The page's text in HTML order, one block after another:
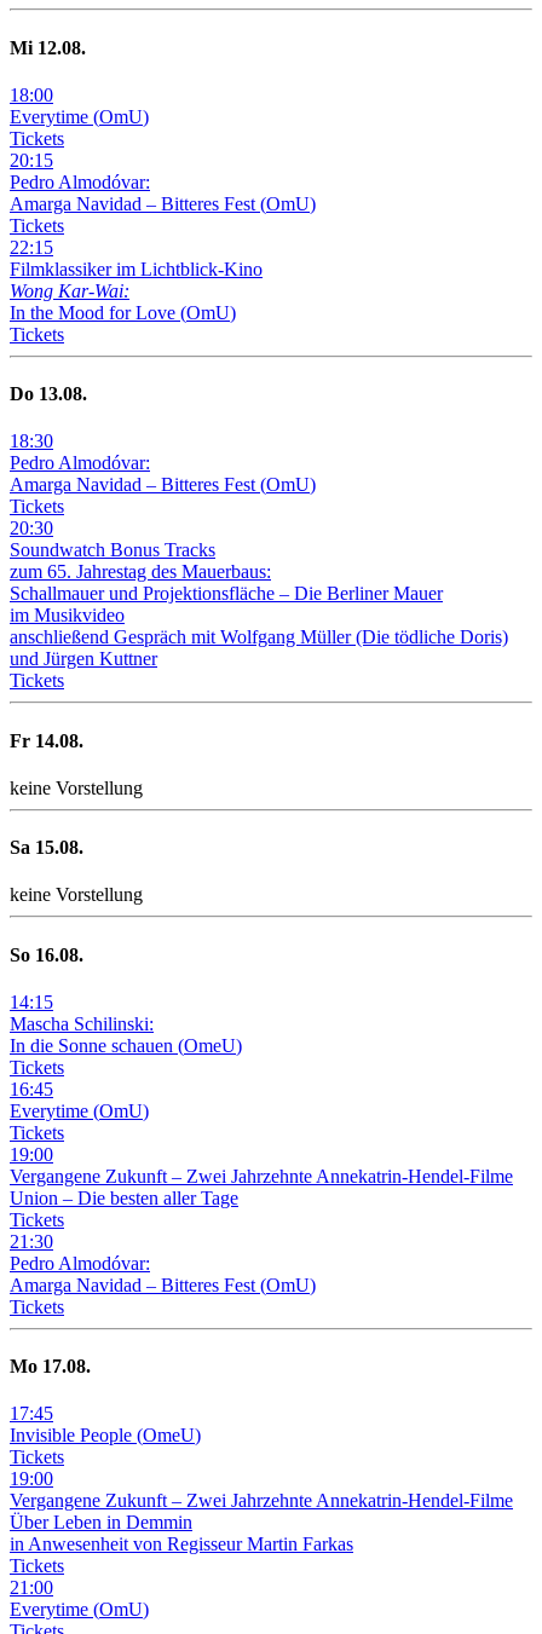
Mi 12.08.
18:00
Everytime (OmU)
Tickets
20:15
Pedro Almodóvar:
Amarga Navidad – Bitteres Fest (OmU)
Tickets
22:15
Filmklassiker im Lichtblick-Kino
Wong Kar-Wai:
In the Mood for Love (OmU)
Tickets
Do 13.08.
18:30
Pedro Almodóvar:
Amarga Navidad – Bitteres Fest (OmU)
Tickets
20:30
Soundwatch Bonus Tracks
zum 65. Jahrestag des Mauerbaus:
Schallmauer und Projektionsfläche – Die Berliner Mauer
im Musikvideo
anschließend Gespräch mit Wolfgang Müller (Die tödliche Doris)
und Jürgen Kuttner
Tickets
Fr 14.08.
keine Vorstellung
Sa 15.08.
keine Vorstellung
So 16.08.
14:15
Mascha Schilinski:
In die Sonne schauen (OmeU)
Tickets
16:45
Everytime (OmU)
Tickets
19:00
Vergangene Zukunft – Zwei Jahrzehnte Annekatrin-Hendel-Filme
Union – Die besten aller Tage
Tickets
21 :30
Pedro Almodóvar:
Amarga Navidad – Bitteres Fest (OmU)
Tickets
Mo 17.08.
17:45
Invisible People (OmeU)
Tickets
19:00
Vergangene Zukunft – Zwei Jahrzehnte Annekatrin-Hendel-Filme
Über Leben in Demmin
in Anwesenheit von Regisseur Martin Farkas
Tickets
21:00
Everytime (OmU)